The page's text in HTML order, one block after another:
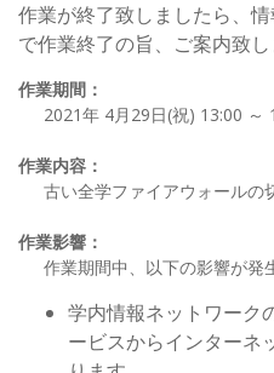
作業が終了致しましたら、
で作業終了の旨、ご案内致し
作業期間：
2021年 4月29日(祝) 13:00 ～
作業内容：
古い全学ファイアウォールの
作業影響：
作業期間中、以下の影響が発
学内情報ネットワーク
ービスからインターネ